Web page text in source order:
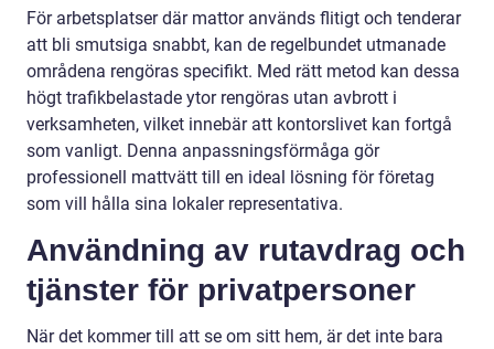
För arbetsplatser där mattor används flitigt och tenderar
att bli smutsiga snabbt, kan de regelbundet utmanade
områdena rengöras specifikt. Med rätt metod kan dessa
högt trafikbelastade ytor rengöras utan avbrott i
verksamheten, vilket innebär att kontorslivet kan fortgå
som vanligt. Denna anpassningsförmåga gör
professionell mattvätt till en ideal lösning för företag
som vill hålla sina lokaler representativa.
Användning av rutavdrag och
tjänster för privatpersoner
När det kommer till att se om sitt hem, är det inte bara